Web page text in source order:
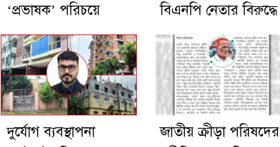
‘প্রভাষক’ পরিচয়ে
বিএনপি নেতার বিরুদ্ধে
দুর্যোগ ব্যবস্থাপনা
জাতীয় ক্রীড়া পরিষদের